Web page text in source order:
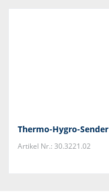
Thermo-Hygro-Sender
Artikel Nr.: 30.3221.02